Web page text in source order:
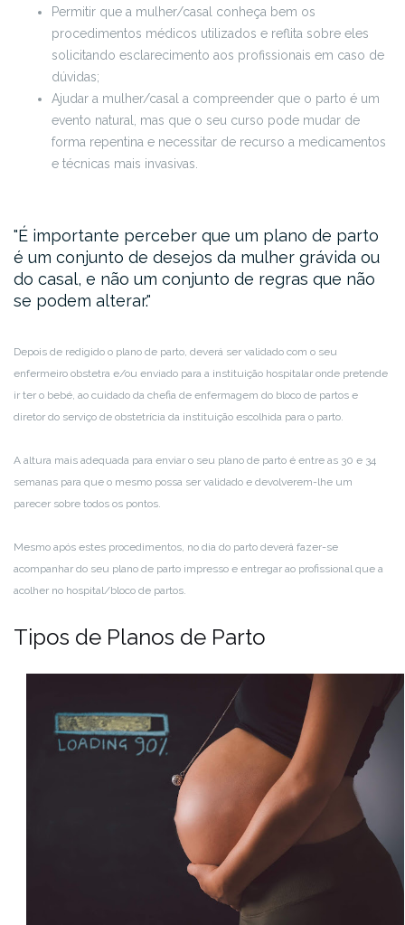
Permitir que a mulher/casal conheça bem os
procedimentos médicos utilizados e reflita sobre eles
solicitando esclarecimento aos profissionais em caso de
dúvidas;
Ajudar a mulher/casal a compreender que o parto é um
evento natural, mas que o seu curso pode mudar de
forma repentina e necessitar de recurso a medicamentos
e técnicas mais invasivas.
É importante perceber que um plano de parto
é um conjunto de desejos da mulher grávida ou
do casal, e não um conjunto de regras que não
se podem alterar.
Depois de redigido o plano de parto, deverá ser validado com o seu
enfermeiro obstetra e/ou enviado para a instituição hospitalar onde pretende
ir ter o bebé, ao cuidado da chefia de enfermagem do bloco de partos e
diretor do serviço de obstetrícia da instituição escolhida para o parto.
A altura mais adequada para enviar o seu plano de parto é entre as 30 e 34
semanas para que o mesmo possa ser validado e devolverem-lhe um
parecer sobre todos os pontos.
Mesmo após estes procedimentos, no dia do parto deverá fazer-se
acompanhar do seu plano de parto impresso e entregar ao profissional que a
acolher no hospital/bloco de partos.
Tipos de Planos de Parto